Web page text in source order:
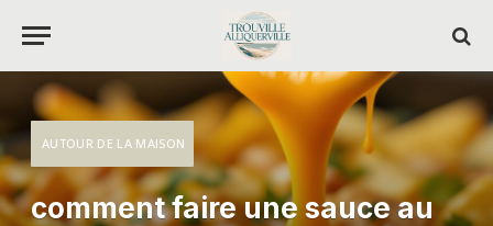
AUTOUR DE LA MAISON
comment faire une sauce au